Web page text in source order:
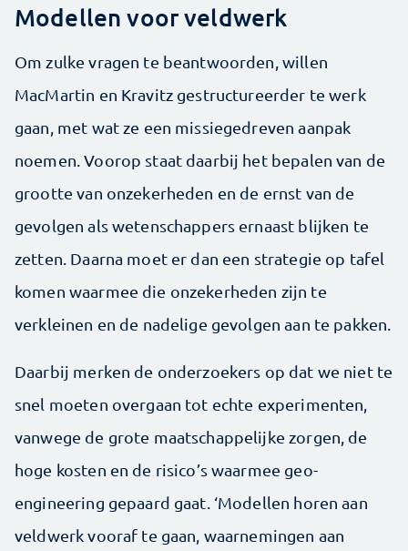
Modellen voor veldwerk
Om zulke vragen te beantwoorden, willen
MacMartin en Kravitz gestructureerder te werk
gaan, met wat ze een missiegedreven aanpak
noemen. Voorop staat daarbij het bepalen van de
grootte van onzekerheden en de ernst van de
gevolgen als wetenschappers ernaast blijken te
zetten. Daarna moet er dan een strategie op tafel
komen waarmee die onzekerheden zijn te
verkleinen en de nadelige gevolgen aan te pakken.
Daarbij merken de onderzoekers op dat we niet te
snel moeten overgaan tot echte experimenten,
vanwege de grote maatschappelijke zorgen, de
hoge kosten en de risico’s waarmee geo-
engineering gepaard gaat. ‘Modellen horen aan
veldwerk vooraf te gaan, waarnemingen aan